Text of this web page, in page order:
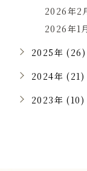
2026年2
2026年1
2025年 (26)
2024年 (21)
2023年 (10)